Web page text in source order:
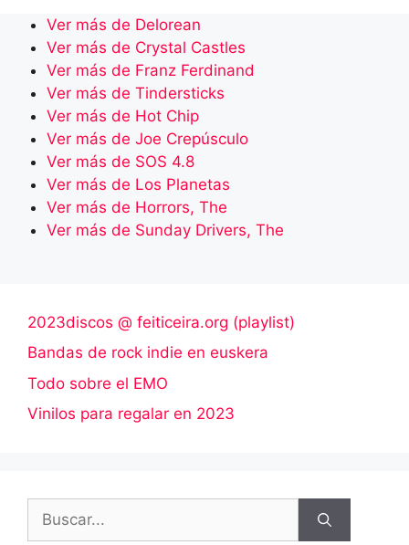
Ver más de Delorean
Ver más de Crystal Castles
Ver más de Franz Ferdinand
Ver más de Tindersticks
Ver más de Hot Chip
Ver más de Joe Crepúsculo
Ver más de SOS 4.8
Ver más de Los Planetas
Ver más de Horrors, The
Ver más de Sunday Drivers, The
2023discos @ feiticeira.org (playlist)
Bandas de rock indie en euskera
Todo sobre el EMO
Vinilos para regalar en 2023
Buscar: